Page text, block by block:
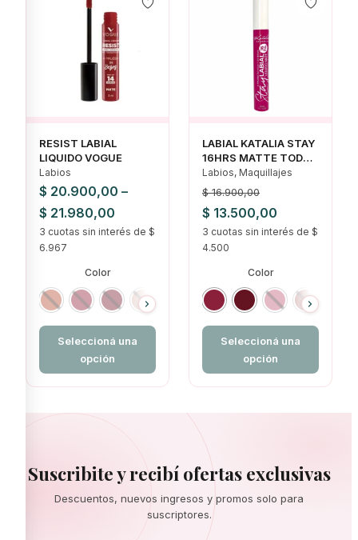
RESIST LABIAL
LIQUIDO VOGUE
Labios
$ 20.900,00 –
$ 21.980,00
de
$ 20.900,00
$ 21.980,00
3 cuotas sin interés de $
6.967
Color
Seleccioná una
opción
LABIAL KATALIA STAY
16HRS MATTE TODOS
LOS TONOS
Labios, Maquillajes
$16.900,00
El
precio
original
$ 16.900,00.
$ 13.500,00
precio
$ 13.500,00.
3 cuotas sin interés de $
4.500
Color
Seleccioná una
opción
Suscribite y recibí ofertas exclusivas
Descuentos, nuevos ingresos y promos solo para
suscriptores.